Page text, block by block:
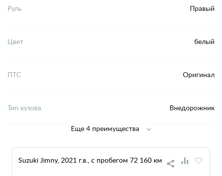
Руль Правый
Цвет белый
ПТС Оригинал
Тип кузова Внедорожник
Еще 4 преимущества
Suzuki Jimny, 2021 г.в., с пробегом 72 160 км